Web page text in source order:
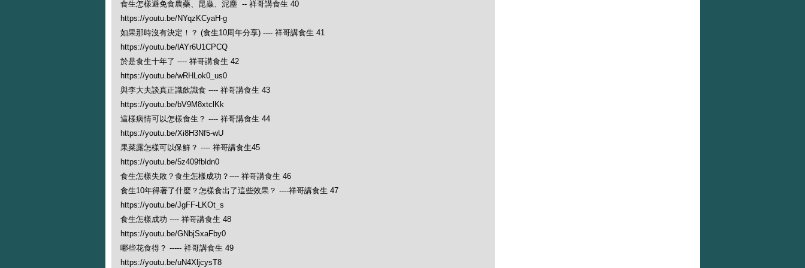
食生怎樣避免食農藥、昆蟲、泥塵 -- 祥哥講食生 40
https://youtu.be/NYqzKCyaH-g
如果那時沒有決定！？ (食生10周年分享) ---- 祥哥講食生 41
https://youtu.be/lAYr6U1CPCQ
於是食生十年了 ---- 祥哥講食生 42
https://youtu.be/wRHLok0_us0
與李大夫談真正識飲識食 ---- 祥哥講食生 43
https://youtu.be/bV9M8xtclKk
這樣病情可以怎樣食生？ ---- 祥哥講食生 44
https://youtu.be/Xi8H3Nf5-wU
果菜露怎樣可以保鮮？ ---- 祥哥講食生45
https://youtu.be/5z409fbldn0
食生怎樣失敗？食生怎樣成功？---- 祥哥講食生 46
食生10年得著了什麼？怎樣食出了這些效果？ ----祥哥講食生 47
https://youtu.be/JgFF-LKOt_s
食生怎樣成功 ---- 祥哥講食生 48
https://youtu.be/GNbjSxaFby0
哪些花食得？ ----- 祥哥講食生 49
https://youtu.be/uN4XljcysT8